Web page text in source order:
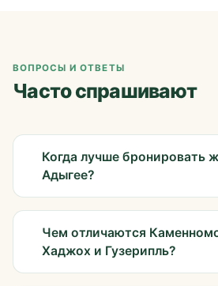
ВОПРОСЫ И ОТВЕТЫ
Часто спрашивают
Когда лучше бронировать
Адыгее?
Чем отличаются
Хаджох и Гузерипль?